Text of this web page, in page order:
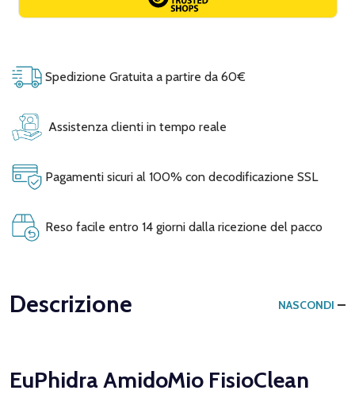
Spedizione Gratuita a partire da 60€
Assistenza clienti in tempo reale
Pagamenti sicuri al 100% con decodificazione SSL
Reso facile entro 14 giorni dalla ricezione del pacco
Descrizione NASCONDI
EuPhidra AmidoMio FisioClean